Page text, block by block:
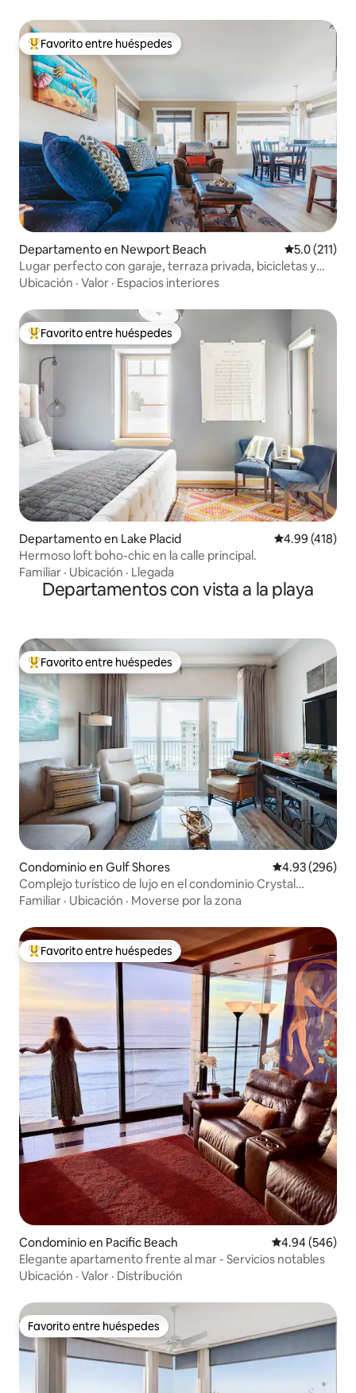
De los mejores en Favorito entre huéspedes
Favorito entre huéspedes
Departamento en Newport Beach Calificación
5.0 (211)
Lugar perfecto con garaje, terraza privada, bicicletas y
juguetes de playa
Ubicación · Valor · Espacios interiores
De los mejores en Favorito entre huéspedes
Favorito entre huéspedes
Departamento en Lake Placid Calificación
4.99 (418)
Hermoso loft boho-chic en la calle principal.
Familiar · Ubicación · Llegada
Departamentos con vista a la playa
De los mejores en Favorito entre huéspedes
Favorito entre huéspedes
Condominio en Gulf Shores Calificación
4.93 (296)
Complejo turístico de lujo en el condominio Crystal
Towers
Familiar · Ubicación · Moverse por la zona
De los mejores en Favorito entre huéspedes
Favorito entre huéspedes
Condominio en Pacific Beach Calificación
4.94 (546)
Elegante apartamento frente al mar - Servicios notables
Ubicación · Valor · Distribución
Favorito entre huéspedes
Favorito entre huéspedes